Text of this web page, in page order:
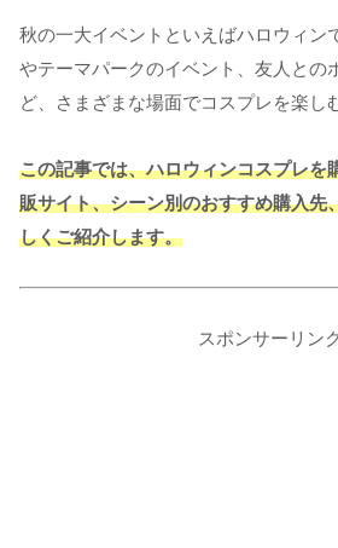
秋の一大イベントといえばハロウィン
やテーマパークのイベント、友人との
ど、さまざまな場面でコスプレを楽し
この記事では、ハロウィンコスプレを
販サイト、シーン別のおすすめ購入先
しくご紹介します。
スポンサーリン